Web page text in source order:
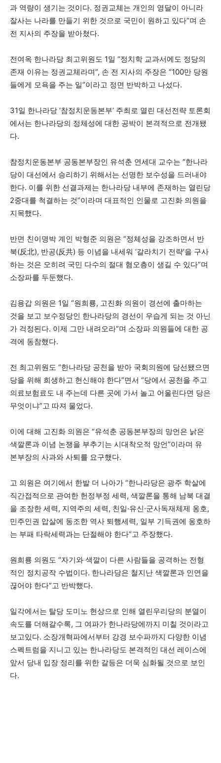
과 역량이 생기는 것이다. 정권교체는 개인의 영달이 아니라
잘사는 나라를 만들기 위한 것으로 국민이 원하고 있다”며 손
전 지사의 주장을 받아쳤다.
전여옥 한나라당 최고위원도 1일 “정치학 교과서에도 정당의
존재 이유는 정권교체라며”, 손 전 지사의 주장은 “100만 당원
들에게 모욕을 주는 일”이라고 정면 반박하고 나섰다.
31일 한나라당 ‘참정치운동본부’ 주최로 열린 대선전략 토론회
에서는 한나라당의 정체성에 대한 공박이 본격적으로 전개됐
다.
참정치운동본부 공동본부장인 유석춘 연세대 교수는 “한나라
당이 대선에서 승리하기 위해서는 선명한 보수성을 드러내야
한다. 이를 위한 선결과제는 한나라당 내부에 존재하는 열린당
2중대를 척결하는 것”이라며 대표적인 인물로 고진화 의원을
지목했다.
반면 친이명박 계인 박형준 의원은 “정체성을 강조하면서 반
북(反北), 반공(反共) 등 이념을 내세워 ‘갈라치기 전략’을 구사
하는 것은 오히려 국민 다수의 절대 혐오층이 생길 수 있다”며
소장파를 두둔했다.
김용갑 의원은 1일 “원희룡, 고진화 의원이 경선에 출마하는
것을 보고 보수정당인 한나라당의 경선이 우습게 되는 것 아닌
가 걱정된다. 이제 그만 내려오라”며 소장파 의원들에 대한 공
격에 동참했다.
전 최고위원도 “한나라당 공천을 받아 국회의원에 당선됐으면
당을 위해 희생하고 헌신해야 한다”면서 “당에서 공천을 주고
의료보험료도 내 주는데 다른 곳에 가서 놀고 어울린다면 당은
무엇이냐”고 따져 물었다.
이에 대해 고진화 의원은 “유석춘 공동본부장의 망언은 낡은
색깔론과 이념 논쟁을 부추기는 시대착오적 망언”이라며 유
본부장의 사과와 사퇴를 요구했다.
고 의원은 여기에서 한발 더 나아가 “한나라당은 광주 학살에
직간접적으로 관여한 헌정부정 세력, 색깔론을 통해 남북 대결
을 조장한 세력, 지역주의 세력, 친일·유신·군사독재체제 옹호,
민주인권 압살에 동조한 역사 퇴행세력, 일부 기득권에 옹호하
는 부패 타락세력과는 단절해야 한다”고 주장했다.
원희룡 의원도 “자기와 색깔이 다른 사람들을 공격하는 전형
적인 정치공작 수법이다. 한나라당은 철지난 색깔론과 인연을
끊어야 한다”고 반박했다.
일각에서는 탈당 도미노 현상으로 인해 열린우리당의 분열이
속도를 더해갈수록, 그 여파가 한나라당에까지 미칠 것이라고
보고있다. 소장개혁파에서부터 강경 보수파까지 다양한 이념
스펙트럼을 지니고 있는 한나라당도 본격적인 대선 레이스에
앞서 당내 입장 정리를 위한 갈등은 더욱 심화될 것으로 보인
다.